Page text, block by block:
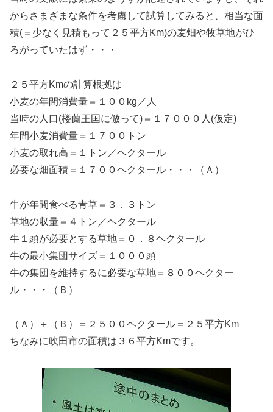
からさまざまな条件を考慮して試算してみると、相当な面
積(＝少なく見積もって２５平方Km)の麦畑や牧草地がひ
ろがっていたはず・・・
２５平方Kmの計算根拠は
小麦の年間消費量＝１００kg／人
当時の人口(楼蘭王国に倣って)＝１７０００人(仮定)
年間小麦消費量＝１７００トン
小麦の取れ高＝１トン／ヘクタール
必要な畑面積＝１７００ヘクタール・・・（Ａ）
牛が年間食べる青草＝３．３トン
草地の収量＝４トン／ヘクタール
牛１頭が必要とする草地＝０．８ヘクタール
牛の最小集団サイズ＝１０００頭
牛の集団を維持するに必要な草地＝８００ヘクター
ル・・・（Ｂ）
（Ａ）＋（Ｂ）＝２５００ヘクタール＝２５平方Km
ちなみに吹田市の面積は３６平方Kmです。